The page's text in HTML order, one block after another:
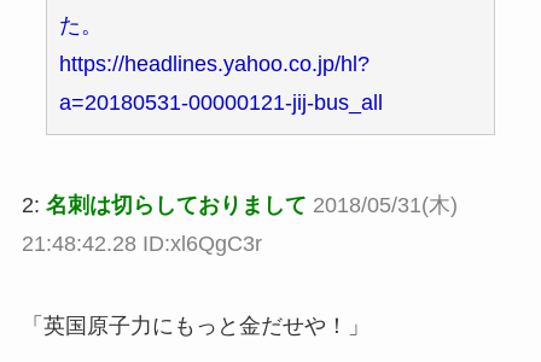
た。
https://headlines.yahoo.co.jp/hl?
a=20180531-00000121-jij-bus_all
2: 名刺は切らしておりまして 2018/05/31(木)
21:48:42.28 ID:xl6QgC3r
「英国原子力にもっと金だせや！」